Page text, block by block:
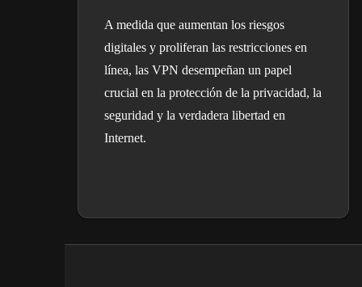
A medida que aumentan los riesgos
digitales y proliferan las restricciones en
línea, las VPN desempeñan un papel
crucial en la protección de la privacidad, la
seguridad y la verdadera libertad en
Internet.